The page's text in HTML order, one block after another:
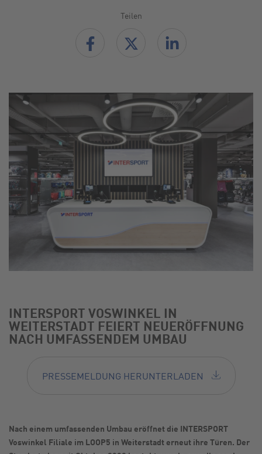
Teilen
INTERSPORT VOSWINKEL IN
WEITERSTADT FEIERT NEUERÖFFNUNG
NACH UMFASSENDEM UMBAU
PRESSEMELDUNG HERUNTERLADEN
Nach einem umfassenden Umbau eröffnet die INTERSPORT
Voswinkel Filiale im LOOP5 in Weiterstadt erneut ihre Türen. Der